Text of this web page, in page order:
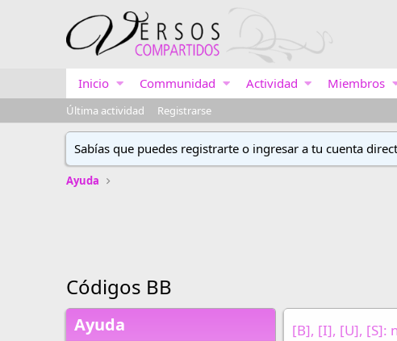
Inicio Communidad Actividad Miembros
Última actividad Registrarse
Sabías que puedes registrarte o ingresar a tu cuenta
Ayuda
Códigos BB
Ayuda [B], [I], [U], [S]: